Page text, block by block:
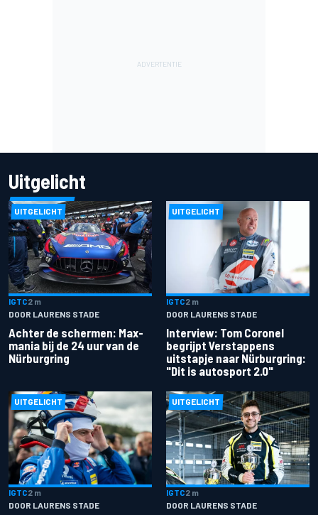
Uitgelicht
UITGELICHT
IGTC2 m
DOOR LAURENS STADE
Achter de schermen: Max-
mania bij de 24 uur van de
Nürburgring
UITGELICHT
IGTC2 m
DOOR LAURENS STADE
Interview: Tom Coronel
begrijpt Verstappens
uitstapje naar Nürburgring:
"Dit is autosport 2.0"
UITGELICHT
IGTC2 m
DOOR LAURENS STADE
UITGELICHT
IGTC2 m
DOOR LAURENS STADE